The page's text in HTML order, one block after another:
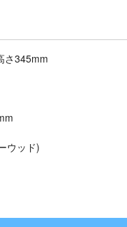
さ345mm
ウッド)